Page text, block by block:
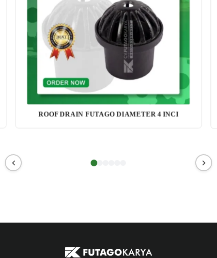
ROOF DRAIN FUTAGO DIAMETER 4 INCI